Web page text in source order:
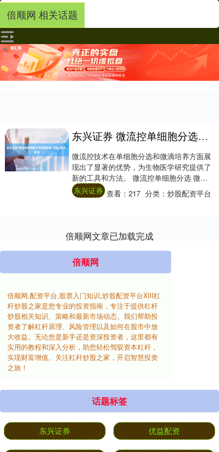
倍顺网 相关话题
东兴证券 微流控单细胞分选微滴培养_控制_技术_流速
微流控技术在单细胞分选和微滴培养方面展
现出了显著的优势，为生物医学研究提供了
新的工具和方法。 微流控单细胞分选 微流
控单细胞分选技术主要依赖于微流控芯片的
设计和....
东兴证券 查看：217 分类：炒股配资平台
倍顺网文章已加载完成
倍顺网
倍顺网,配资平台,股票入门知识,炒股配资平台XIII‌杠
杆炒股之家是您专业的投资指南，专注于提供杠杆
炒股相关知识、策略和最新市场动态。我们帮助投
资者了解杠杆原理、风险管理以及如何在股市中放
大收益。无论您是新手还是资深投资者，这里都有
实用的教程和深入分析，助您轻松驾驭资本杠杆，
实现财富增值。关注杠杆炒股之家，开启智慧投资
之旅！
话题标签
东兴证券 优益配资